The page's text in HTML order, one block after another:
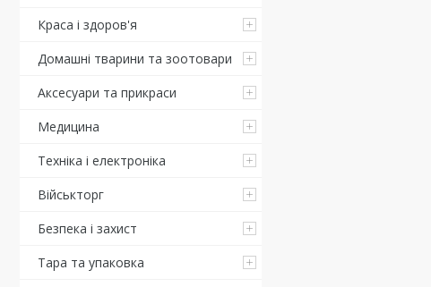
Краса і здоров'я
Домашні тварини та зоотовари
Аксесуари та прикраси
Медицина
Техніка і електроніка
Військторг
Безпека і захист
Тара та упаковка